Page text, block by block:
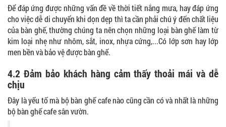
Để đáp ứng được những vấn đề về thời tiết nắng mưa, hay đáp ứng
cho việc dễ di chuyển khi dọn dẹp thì ta cần phải chú ý đến chất liệu
của bàn ghế, thường chúng ta nên chọn những loại bàn ghế làm từ
kim loại nhẹ như nhôm, sắt, inox, nhựa cứng,...Có lớp sơn hay lớp
men bền và bảo vệ được bàn ghế.
4.2 Đảm bảo khách hàng cảm thấy thoải mái và dễ
chịu
Đây là yếu tố mà bộ bàn ghế cafe nào cũng cần có và nhất là những
bộ bàn ghế cafe sân vườn.